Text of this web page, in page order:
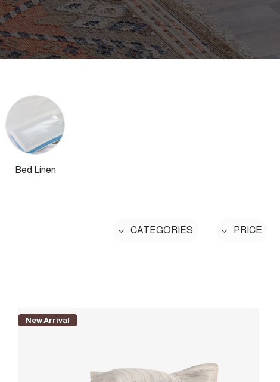
Bed Linen
PRICE
CATEGORIES
New Arrival